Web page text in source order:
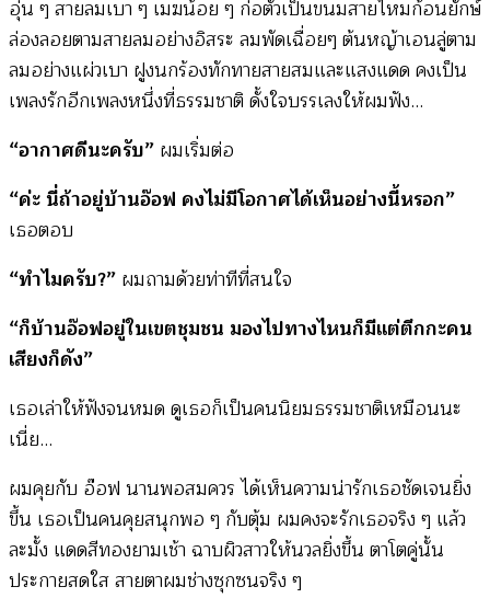
อุ่น ๆ สายลมเบา ๆ เมฆน้อย ๆ ก่อตัวเป็นขนมสายไหมก้อนยักษ์
ล่องลอยตามสายลมอย่างอิสระ ลมพัดเฉื่อยๆ ต้นหญ้าเอนลู่ตาม
ลมอย่างแผ่วเบา ฝูงนกร้องทักทายสายสมและแสงแดด คงเป็น
เพลงรักอีกเพลงหนึ่งที่ธรรมชาติ ดั้งใจบรรเลงให้ผมฟัง…
“อากาศดีนะครับ” ผมเริ่มต่อ
“ค่ะ นี่ถ้าอยู่บ้านอ๊อฟ คงไม่มีโอกาศได้เห็นอย่างนี้หรอก”
เธอตอบ
“ทำไมครับ?” ผมถามด้วยท่าทีที่สนใจ
“ก็บ้านอ๊อฟอยู่ในเขตชุมชน มองไปทางไหนก็มีแต่ตึกกะคน
เสียงก็ดัง”
เธอเล่าให้ฟังจนหมด ดูเธอก็เป็นคนนิยมธรรมชาติเหมือนนะ
เนี่ย…
ผมคุยกับ อ๊อฟ นานพอสมควร ได้เห็นความน่ารักเธอชัดเจนยิ่ง
ขึ้น เธอเป็นคนคุยสนุกพอ ๆ กับตุ้ม ผมคงจะรักเธอจริง ๆ แล้ว
ละมั้ง แดดสีทองยามเช้า ฉาบผิวสาวให้นวลยิ่งขึ้น ตาโตคู่นั้น
ประกายสดใส สายตาผมช่างซุกซนจริง ๆ